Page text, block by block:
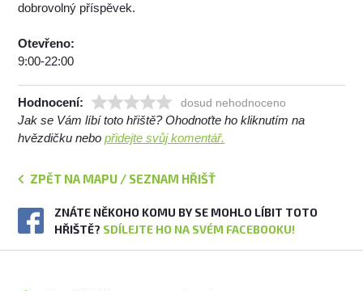
dobrovolný příspěvek.
Otevřeno:
9:00-22:00
Hodnocení: dosud nehodnoceno
Jak se Vám líbí toto hřiště? Ohodnoťte ho kliknutím na
hvězdičku nebopřidejte svůj komentář.
ZPĚT NA MAPU / SEZNAM HŘIŠŤ
ZNÁTE NĚKOHO KOMU BY SE MOHLO LÍBIT TOTO
HŘIŠTĚ? SDÍLEJTE HO NA SVÉM FACEBOOKU!